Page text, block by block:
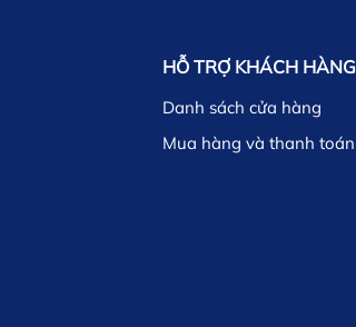
HỖ TRỢ KHÁCH HÀNG
Danh sách cửa hàng
Mua hàng và thanh toán